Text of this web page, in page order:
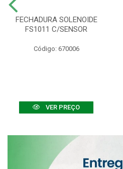
FECHADURA SOLENOIDE
FS1011 C/SENSOR
Código: 670006
VER PREÇO